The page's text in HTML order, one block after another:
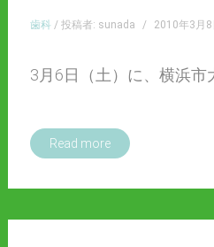
歯科/ 投稿者: sunada / 2010年3月8
3月6日（土）に、横浜市
Read more